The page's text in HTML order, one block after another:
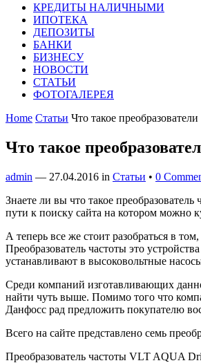
КРЕДИТЫ НАЛИЧНЫМИ
ИПОТЕКА
ДЕПОЗИТЫ
БАНКИ
БИЗНЕСУ
НОВОСТИ
СТАТЬИ
ФОТОГАЛЕРЕЯ
Home Статьи Что такое
Что такое
admin — 27.04.2016 in Статьи • 0
Знаете ли вы что такое
пути к поиску сайта на котором можно
А теперь все же стоит разобраться в
Преобразователь частоты это
устанавливают в высоковольтные
Среди компаний изготавливающих
найти чуть выше. Помимо того что
Данфосс рад предложить покупателю
Всего на сайте представлено семь
Преобразователь частоты VLT AQUA